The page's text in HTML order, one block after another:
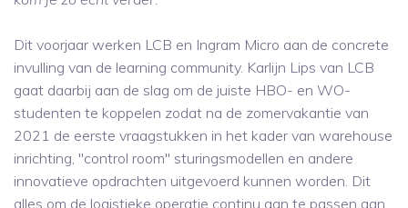
Dit voorjaar werken LCB en Ingram Micro aan de concrete
invulling van de learning community. Karlijn Lips van LCB
gaat daarbij aan de slag om de juiste HBO- en WO-
studenten te koppelen zodat na de zomervakantie van
2021 de eerste vraagstukken in het kader van warehouse
inrichting, "control room" sturingsmodellen en andere
innovatieve opdrachten uitgevoerd kunnen worden. Dit
alles om de logistieke operatie continu aan te passen aan